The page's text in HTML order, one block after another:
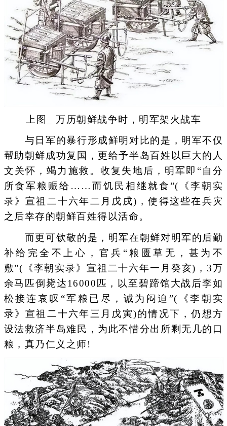
上图_ 万历朝鲜战争时，明军架火战车
与日军的暴行形成鲜明对比的是，明军不仅
帮助朝鲜成功复国，更给予半岛百姓以巨大的人
文关怀，竭力施救。收复失地后，明军即“自分
所食军粮赈给……而饥民相继就食”(《李朝实
录》宣祖二十六年二月戊戌)，使得这些在兵灾
之后幸存的朝鲜百姓得以活命。
而更可钦敬的是，明军在朝鲜对明军的后勤
补给完全不上心，官兵“粮匮草无，甚为不
敷”(《李朝实录》宣祖二十六年一月癸亥)，3万
余马匹倒毙达16000匹，以至碧蹄馆大战后李如
松接连哀叹“军粮已尽，诚为闷迫”(《李朝实
录》宣祖二十六年三月戊寅)的情况下，仍想方
设法救济半岛难民，为此不惜分出所剩无几的口
粮，真乃仁义之师!